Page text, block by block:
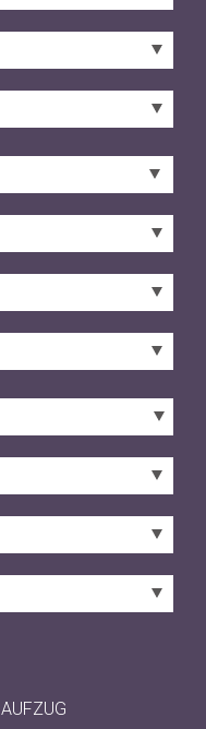
AUFZUG